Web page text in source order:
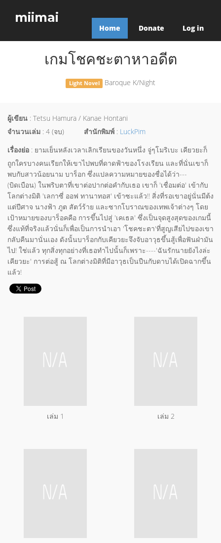
miimai
Home Donate Log in
เกมโชคชะตาหาอดีต
Light Novel Baroque K/Night
ผู้เขียน : Tetsu Hamura / Kanae Hontani
จำนวนเล่ม : 4 (จบ) สำนักพิมพ์ : LuckPim
เรื่องย่อ : ยามเย็นหลังเวลาเลิกเรียนของวันหนึ่ง จู่ๆโมริเบะ เคียวยะก็
ถูกใครบางคนเรียกให้เขาไปพบที่ดาดฟ้าของโรงเรียน และที่นั่นเขาก็
พบกับสาวน้อยนาม บาร็อก ซึ่งแปลความหมายของชื่อได้ว่า---
(บิดเบือน) ในพริบตาที่เขาต่อปากต่อคำกับเธอ เขาก็ 'เชื่อมต่อ' เข้ากับ
โลกต่างมิติ 'เลกาซี่ ออฟ ทานาทอส' เข้าซะแล้ว!! สิ่งที่รอเขาอยู่นั่นมีต้ง
แต่ปีศาจ นางฟ้า ภูต สัตว์ร้าย และซากโบราณของเทพเจ้าต่างๆ โดย
เป้าหมายของบาร็อคคือ การขึ้นไปสู่ 'เคเธล' ซึ่งเป็นจุดสูงสุดของเกมนี้
ซึ่งแท้ที่จริงแล้วนั่นก็เพื่อเป็นการนำเอา 'โชคชะตา'ที่สูญเสียไปของเขา
กลับคืนมานั่นเอง ดังนั้นบาร็อกกับเคียวยะจึงจับอาวุธขึ้นสู้เพื่อฟันฝ่ามัน
ไป! ใช่แล้ว ทุกสิ่งทุกอย่างที่เธอทำไปนั้นก็เพราะ----'ฉันรักนายยังไงล่ะ
เคียวยะ' การต่อสู้ ณ โลกต่างมิติที่มีอาวุธเป็นปืนกับดาบได้เปิดฉากขึ้น
แล้ว!
เล่ม 1 เล่ม 2